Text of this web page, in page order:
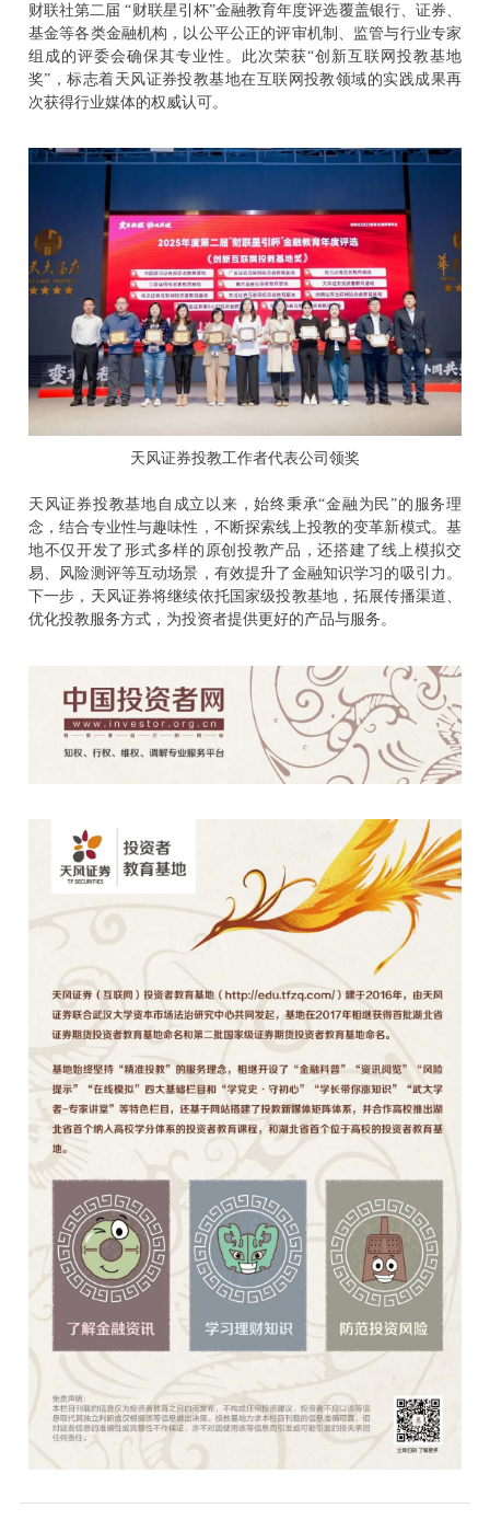
财联社第二届 “财联星引杯”金融教育年度评选覆盖银行、证券、
基金等各类金融机构，以公平公正的评审机制、监管与行业专家
组成的评委会确保其专业性。此次荣获“创新互联网投教基地
奖”，标志着天风证券投教基地在互联网投教领域的实践成果再
次获得行业媒体的权威认可。
天风证券投教工作者代表公司领奖
天风证券投教基地自成立以来，始终秉承“金融为民”的服务理
念，结合专业性与趣味性，不断探索线上投教的变革新模式。基
地不仅开发了形式多样的原创投教产品，还搭建了线上模拟交
易、风险测评等互动场景，有效提升了金融知识学习的吸引力。
下一步，天风证券将继续依托国家级投教基地，拓展传播渠道、
优化投教服务方式，为投资者提供更好的产品与服务。